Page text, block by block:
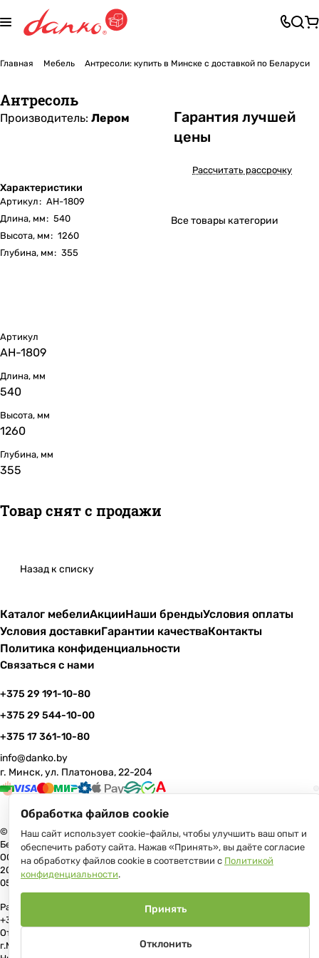
Главная Мебель Антресоли: купить в Минске с доставкой по Беларуси
Антресоль
Производитель: Лером
Характеристики
Артикул: АН-1809
Длина, мм: 540
Высота, мм: 1260
Глубина, мм: 355
Гарантия лучшей
цены
Рассчитать рассрочку
Все товары категории
Артикул
АН-1809
Длина, мм
540
Высота, мм
1260
Глубина, мм
355
Товар снят с продажи
Назад к списку
Каталог мебелиАкцииНаши брендыУсловия оплаты
Условия доставкиГарантии качестваКонтакты
Политика конфиденциальности
Связаться с нами
+375 29 191-10-80
+375 29 544-10-00
+375 17 361-10-80
info@danko.by
г. Минск, ул. Платонова, 22-204
© 2026 Данко Бай: качественная мебель с оперативной доставкой по
Беларуси
ООО «Гранд Парк», юр.адрес: 220005, Минск, ул. Платонова, 22, пом.
204 В торговом реестре с 17 июля 2013 г. Регистрация №191081534,
05.11.2008, Мингорисполком.
Рассмотрение обращений потребителей, телефон +375 (17) 361-10-80,
+375 (29) 191-10-80, +375 (29) 544-10-00, e-mail: info@danko.by
Отдел торговли и услуг Администрации Первомайского района
г.Минска: тел. +375(17)215-14-65, Начальник отдела: Жакович Юлия
Обработка файлов cookie
Наш сайт использует cookie-файлы, чтобы улучшить ваш опыт и
обеспечить работу сайта. Нажав «Принять», вы даёте согласие
на обработку файлов cookie в соответствии с Политикой
конфиденциальности.
Отклонить
Принять